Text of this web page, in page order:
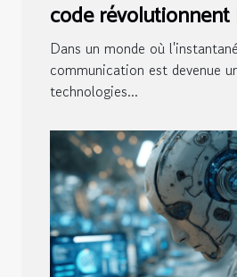
code
client avec les
Dans un monde où
communication est devenue
technologies...